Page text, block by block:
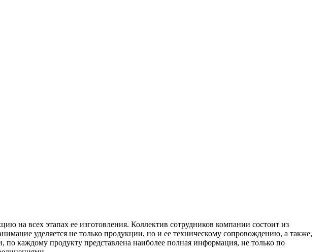
на всех этапах ее изготовления. Коллектив сотрудников компании состоит из
уделяется не только продукции, но и ее техническому сопровождению, а также,
каждому продукту представлена наиболее полная информация, не только по